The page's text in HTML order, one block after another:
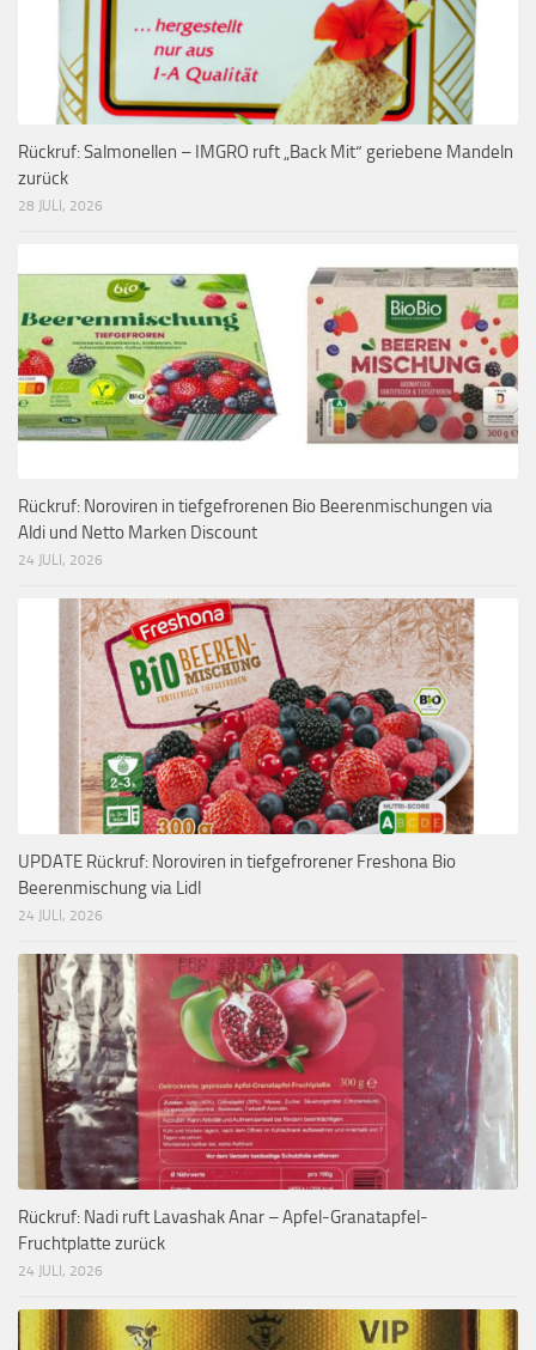
Rückruf: Salmonellen – IMGRO ruft „Back Mit“ geriebene Mandeln
zurück
28 JULI, 2026
Rückruf: Noroviren in tiefgefrorenen Bio Beerenmischungen via
Aldi und Netto Marken Discount
24 JULI, 2026
UPDATE Rückruf: Noroviren in tiefgefrorener Freshona Bio
Beerenmischung via Lidl
24 JULI, 2026
Rückruf: Nadi ruft Lavashak Anar – Apfel-Granatapfel-
Fruchtplatte zurück
24 JULI, 2026